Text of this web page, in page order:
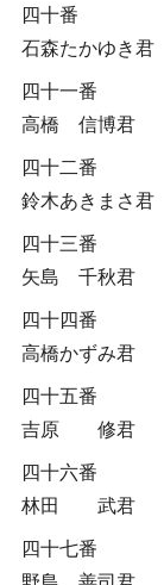
四十番
石森たかゆき君
四十一番
高橋 信博君
四十二番
鈴木あきまさ君
四十三番
矢島 千秋君
四十四番
高橋かずみ君
四十五番
吉原 修君
四十六番
林田 武君
四十七番